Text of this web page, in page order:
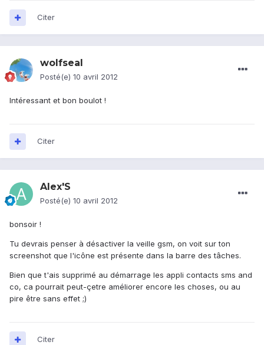
Citer
wolfseal
Posté(e) 10 avril 2012
Intéressant et bon boulot !
Citer
Alex'S
Posté(e) 10 avril 2012
bonsoir !
Tu devrais penser à désactiver la veille gsm, on voit sur ton
screenshot que l'icône est présente dans la barre des tâches.
Bien que t'ais supprimé au démarrage les appli contacts sms and
co, ca pourrait peut-çetre améliorer encore les choses, ou au
pire être sans effet ;)
Citer